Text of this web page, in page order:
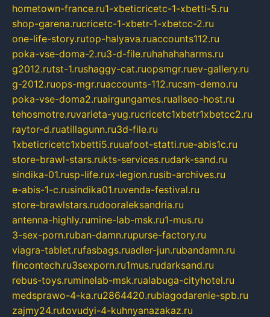
hometown-france.ru1-xbeticricetc-1-xbetti-5.ru
shop-garena.rucricetc-1-xbetr-1-xbetcc-2.ru
one-life-story.rutop-halyava.ruaccounts112.ru
poka-vse-doma-2.ru3-d-file.ruhahahaharms.ru
g2012.rutst-1.rushaggy-cat.ruopsmgr.ruev-gallery.ru
g-2012.ruops-mgr.ruaccounts-112.rucsm-demo.ru
poka-vse-doma2.ruairgungames.ruallseo-host.ru
tehosmotre.ruvarieta-yug.rucricetc1xbetr1xbetcc2.ru
raytor-d.ruatillagunn.ru3d-file.ru
1xbeticricetc1xbetti5.ruuafoot-statti.rue-abis1c.ru
store-brawl-stars.rukts-services.rudark-sand.ru
sindika-01.rusp-life.rux-legion.rusib-archives.ru
e-abis-1-c.rusindika01.ruvenda-festival.ru
store-brawlstars.rudooraleksandria.ru
antenna-highly.rumine-lab-msk.ru1-mus.ru
3-sex-porn.ruban-damn.rupurse-factory.ru
viagra-tablet.rufasbags.ruadler-jun.rubandamn.ru
fincontech.ru3sexporn.ru1mus.rudarksand.ru
rebus-toys.ruminelab-msk.rualabuga-cityhotel.ru
medsprawo-4-ka.ru2864420.rublagodarenie-spb.ru
zajmy24.rutovudyi-4-kuhnyanazakaz.ru